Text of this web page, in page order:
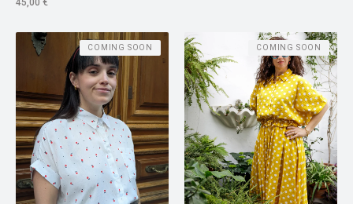
45,00 €
COMING SOON COMING SOON